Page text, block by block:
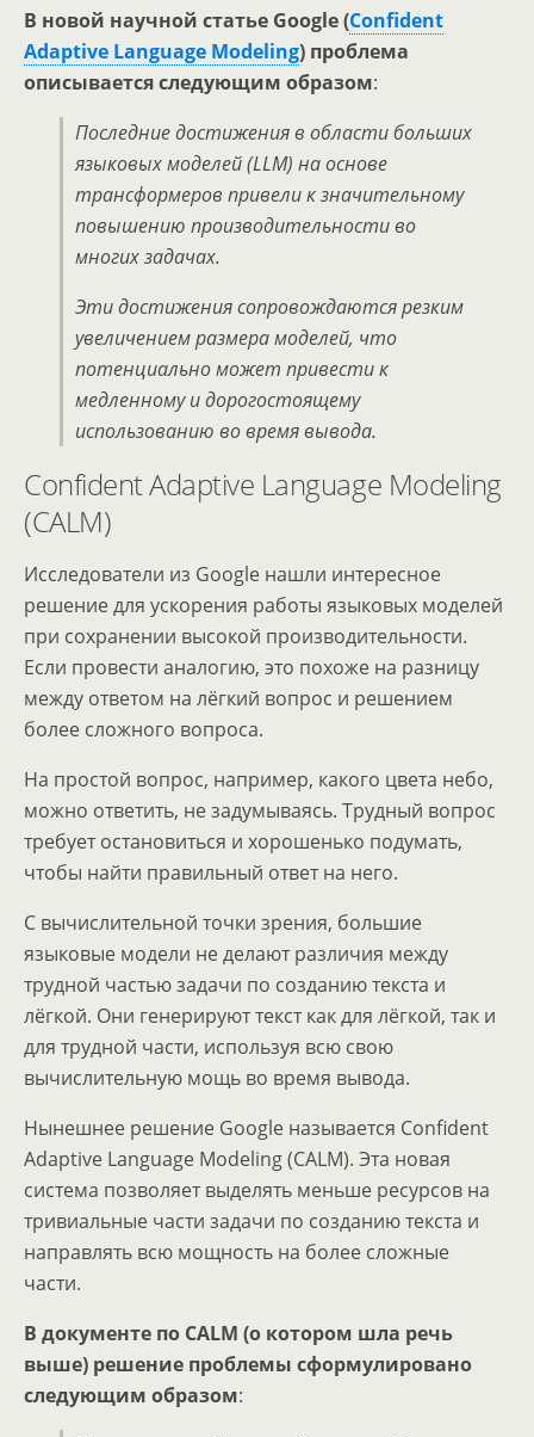
В новой научной статье Google (Confident
Adaptive Language Modeling) проблема
описывается следующим образом:
Последние достижения в области больших
языковых моделей (LLM) на основе
трансформеров привели к значительному
повышению производительности во
многих задачах.
Эти достижения сопровождаются резким
увеличением размера моделей, что
потенциально может привести к
медленному и дорогостоящему
использованию во время вывода.
Confident Adaptive Language Modeling
(CALM)
Исследователи из Google нашли интересное
решение для ускорения работы языковых моделей
при сохранении высокой производительности.
Если провести аналогию, это похоже на разницу
между ответом на лёгкий вопрос и решением
более сложного вопроса.
На простой вопрос, например, какого цвета небо,
можно ответить, не задумываясь. Трудный вопрос
требует остановиться и хорошенько подумать,
чтобы найти правильный ответ на него.
С вычислительной точки зрения, большие
языковые модели не делают различия между
трудной частью задачи по созданию текста и
лёгкой. Они генерируют текст как для лёгкой, так и
для трудной части, используя всю свою
вычислительную мощь во время вывода.
Нынешнее решение Google называется Confident
Adaptive Language Modeling (CALM). Эта новая
система позволяет выделять меньше ресурсов на
тривиальные части задачи по созданию текста и
направлять всю мощность на более сложные
части.
В документе по CALM (о котором шла речь
выше) решение проблемы сформулировано
следующим образом: